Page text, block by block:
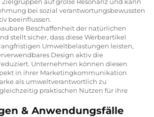
bei sozial verantwortungsbewussten
beeinflussen.
Beschaffenheit der natürlichen
stellt sicher, dass diese Werbeartikel
Umweltbelastungen leisten,
Design aktiv die
Unternehmen können diesen
in ihrer Marketingkommunikation
als umweltverantwortlich zu
praktischen Nutzen für ihre
& Anwendungsfälle